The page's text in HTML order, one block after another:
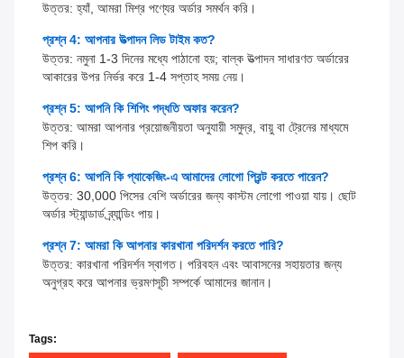
উত্তর: হ্যাঁ, আমরা মিশ্র পণ্যের অর্ডার সমর্থন করি।
প্রশ্ন 4: আপনার উত্পাদন লিড টাইম কত?
উত্তর: নমুনা 1-3 দিনের মধ্যে পাঠানো হয়; বাল্ক উত্পাদন সাধারণত অর্ডারের
আকারের উপর নির্ভর করে 1-4 সপ্তাহ সময় নেয়।
প্রশ্ন 5: আপনি কি শিপিং পদ্ধতি অফার করেন?
উত্তর: আমরা আপনার প্রয়োজনীয়তা অনুযায়ী সমুদ্র, বায়ু বা ট্রেনের মাধ্যমে
শিপ করি।
প্রশ্ন 6: আপনি কি প্যাকেজিং-এ আমাদের লোগো প্রিন্ট করতে পারেন?
উত্তর: 30,000 পিসের বেশি অর্ডারের জন্য কাস্টম লোগো পাওয়া যায়। ছোট
অর্ডার স্ট্যান্ডার্ড ব্র্যান্ডিং পায়।
প্রশ্ন 7: আমরা কি আপনার কারখানা পরিদর্শন করতে পারি?
উত্তর: কারখানা পরিদর্শন স্বাগত। পরিবহন এবং আবাসনের সহায়তার জন্য
অনুগ্রহ করে আপনার ভ্রমণসূচী সম্পর্কে আমাদের জানান।
Tags: